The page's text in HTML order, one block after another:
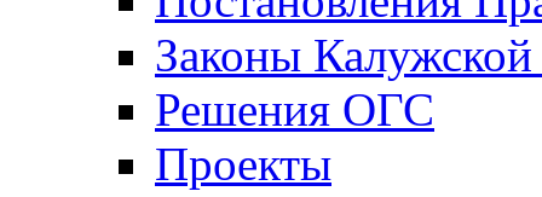
Законы Калужской
Решения ОГС
Проекты